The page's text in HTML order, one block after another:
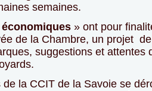
semaines.
» ont pour
de la Chambre, un projet
suggestions et attentes
de la CCIT de la Savoie se